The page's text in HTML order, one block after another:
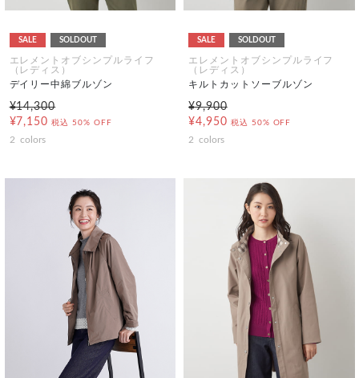
SALE SOLDOUT
エレメントオブシンプルライフ
（レディス）
デイリー中綿ブルゾン
¥14,300
¥7,150 税込 50% OFF
2 colors
SALE SOLDOUT
エレメントオブシンプルライフ
（レディス）
キルトカットソーブルゾン
¥9,900
¥4,950 税込 50% OFF
2 colors